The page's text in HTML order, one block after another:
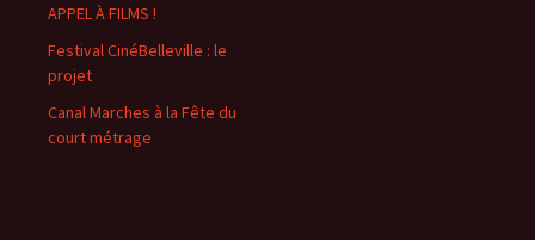
APPEL À FILMS !
Festival CinéBelleville : le
projet
Canal Marches à la Fête du
court métrage